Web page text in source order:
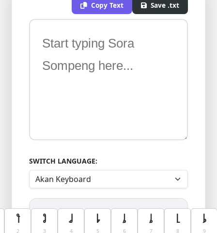
Copy Text Save .txt
SWITCH LANGUAGE:
𑃲
2
𑃳
3
𑃴
4
𑃵
5
𑃶
6
𑃶
7
𑃸
8
𑃹
9